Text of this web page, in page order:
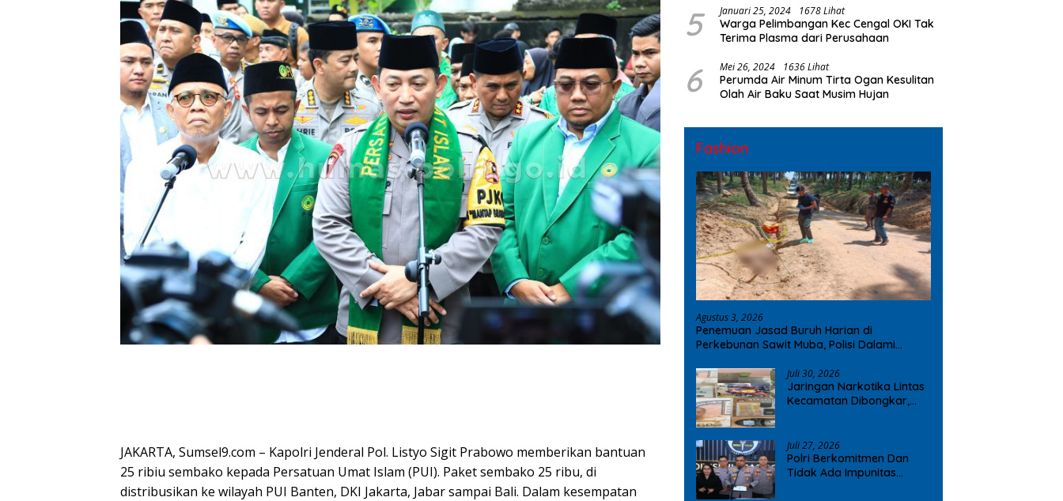
JAKARTA, Sumsel9.com – Kapolri Jenderal Pol. Listyo Sigit Prabowo memberikan bantuan
25 ribiu sembako kepada Persatuan Umat Islam (PUI). Paket sembako 25 ribu, di
distribusikan ke wilayah PUI Banten, DKI Jakarta, Jabar sampai Bali. Dalam kesempatan
5 Januari 25, 2024 1678 Lihat
Warga Pelimbangan Kec Cengal OKI Tak
Terima Plasma dari Perusahaan
6 Mei 26, 2024 1636 Lihat
Perumda Air Minum Tirta Ogan Kesulitan
Olah Air Baku Saat Musim Hujan
Fashion
Agustus 3, 2026
Penemuan Jasad Buruh Harian di
Perkebunan Sawit Muba, Polisi Dalami
Juli 30, 2026
Jaringan Narkotika Lintas
Kecamatan Dibongkar,
Juli 27, 2026
Polri Berkomitmen Dan
Tidak Ada Impunitas